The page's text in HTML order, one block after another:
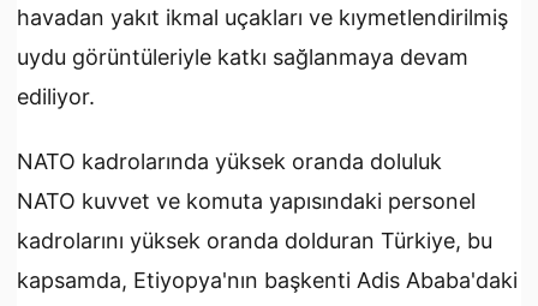
havadan yakıt ikmal uçakları ve kıymetlendirilmiş
uydu görüntüleriyle katkı sağlanmaya devam
ediliyor.
NATO kadrolarında yüksek oranda doluluk
NATO kuvvet ve komuta yapısındaki personel
kadrolarını yüksek oranda dolduran Türkiye, bu
kapsamda, Etiyopya'nın başkenti Adis Ababa'daki